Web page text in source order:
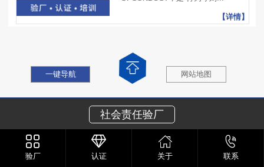
【详情】
社会责任验厂
一键导航 网站地图
验厂 认证 关于 联系